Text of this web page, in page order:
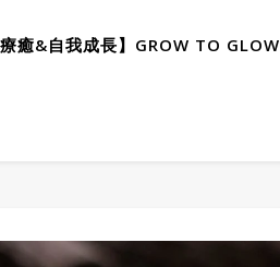
療癒&自我成長】GROW TO GLOW